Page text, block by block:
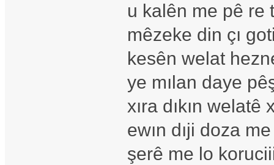
u kalên me pê re
mêzeke din çı
kesên welat
ye mılan daye
xıra dıkın
ewın dıji doza
şerê me lo